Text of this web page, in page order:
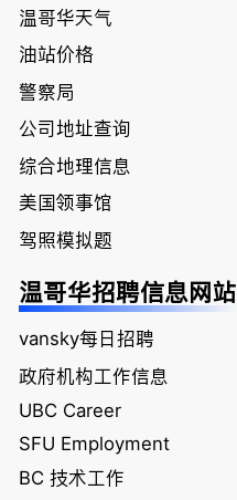
温哥华天气
油站价格
警察局
公司地址查询
综合地理信息
美国领事馆
驾照模拟题
温哥华招聘信息网站
vansky每日招聘
政府机构工作信息
UBC Career
SFU Employment
BC 技术工作